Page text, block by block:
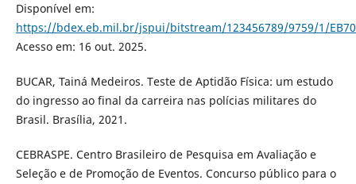
Disponível em:
https://bdex.eb.mil.br/jspui/bitstream/123456789/9759/1/
Acesso em: 16 out. 2025.
BUCAR, Tainá Medeiros. Teste de Aptidão Física: um estudo
do ingresso ao final da carreira nas polícias militares do
Brasil. Brasília, 2021.
CEBRASPE. Centro Brasileiro de Pesquisa em Avaliação e
Seleção e de Promoção de Eventos. Concurso público para o